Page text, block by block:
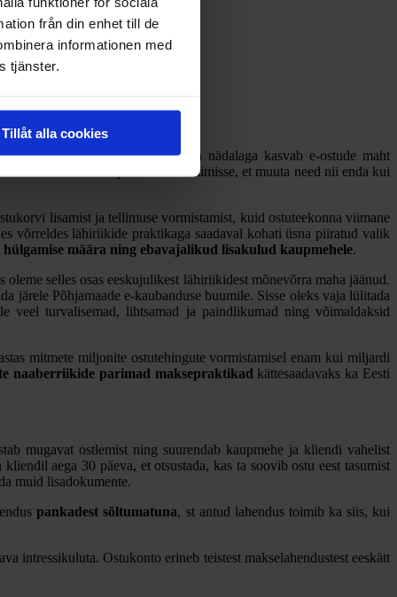
från din enhet till de
informationen med
tjänster.
Tillåt alla cookies
majandusolukorras, kus iga nädalaga kasvab e-ostude maht
äri e-kanalite parimasse toimimisse, et muuta need nii enda kui
lisamist ja tellimuse vormistamist, kuid ostuteekonna viimane
võrreldes lähiriikide praktikaga saadaval kohati üsna piiratud valik
määra ning ebavajalikud lisakulud kaupmehele.
selles osas eeskujulikest lähiriikidest mõnevõrra maha jäänud.
järele Põhjamaade e-kaubanduse buumile. Sisse oleks vaja lülitada
veel turvalisemad, lihtsamad ja paindlikumad ning võimaldaksid
mitmete miljonite ostutehingute vormistamisel enam kui miljardi
naaberriikide parimad maksepraktikad kättesaadavaks ka Eesti
mugavat ostlemist ning suurendab kaupmehe ja kliendi vahelist
aega 30 päeva, et otsustada, kas ta soovib ostu eest tasumist
muid lisadokumente.
pankadest sõltumatuna, st antud lahendus toimib ka siis, kui
intressikuluta. Ostukonto erineb teistest makselahendustest eeskätt